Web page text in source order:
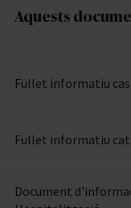
Aquests
Fullet informatiu
Fullet informatiu
Document